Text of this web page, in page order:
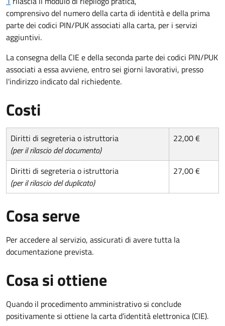
comprensivo del numero della carta di identità e della prima
parte dei codici PIN/PUK associati alla carta, per i servizi
aggiuntivi.
La consegna della CIE e della seconda parte dei codici PIN/PUK
associati a essa avviene, entro sei giorni lavorativi, presso
l'indirizzo indicato dal richiedente.
Costi
Diritti di segreteria o istruttoria
(per il rilascio del documento)
22,00 €
Diritti di segreteria o istruttoria
(per il rilascio del duplicato)
27,00 €
Cosa serve
Per accedere al servizio, assicurati di avere tutta la
documentazione prevista.
Cosa si ottiene
Quando il procedimento amministrativo si conclude
positivamente si ottiene la carta d'identità elettronica (CIE).